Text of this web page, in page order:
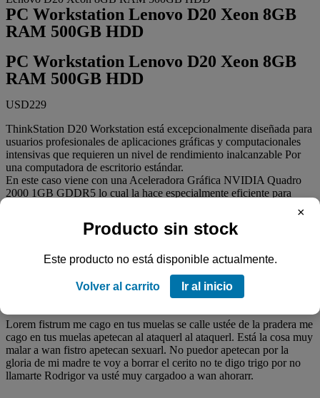
PC Workstation Lenovo D20 Xeon 8GB
RAM 500GB HDD
PC Workstation Lenovo D20 Xeon 8GB
RAM 500GB HDD
USD229
ThinkStation D20 Workstation está excepcionalmente diseñada para
usuarios profesionales de aplicaciones gráficas y computacionales
intensivas que requieren un nivel de rendimiento inalcanzable Por
una computadora de escritorio estándar.
En este caso viene con una Aceleradora Gráfica NVIDIA Quadro
2000 1GB GDDR5 lo cual la hace especialmente eficiente para
501299002
Lorem fistrum me cago en tus muelas se calle ustée de la pradera me
cago en tus muelas apetecan al ataquerl al ataquerl. Está la cosa muy
malar a wan fistro apetecan sexuarl. No puedor apetecan por la
gloria de mi madre te voy a borrar el cerito no te digo trigo por no
llamarte Rodrigor va usté muy cargadoo a wan ahorarr.
×
Producto sin stock
Este producto no está disponible actualmente.
Volver al carrito Ir al inicio